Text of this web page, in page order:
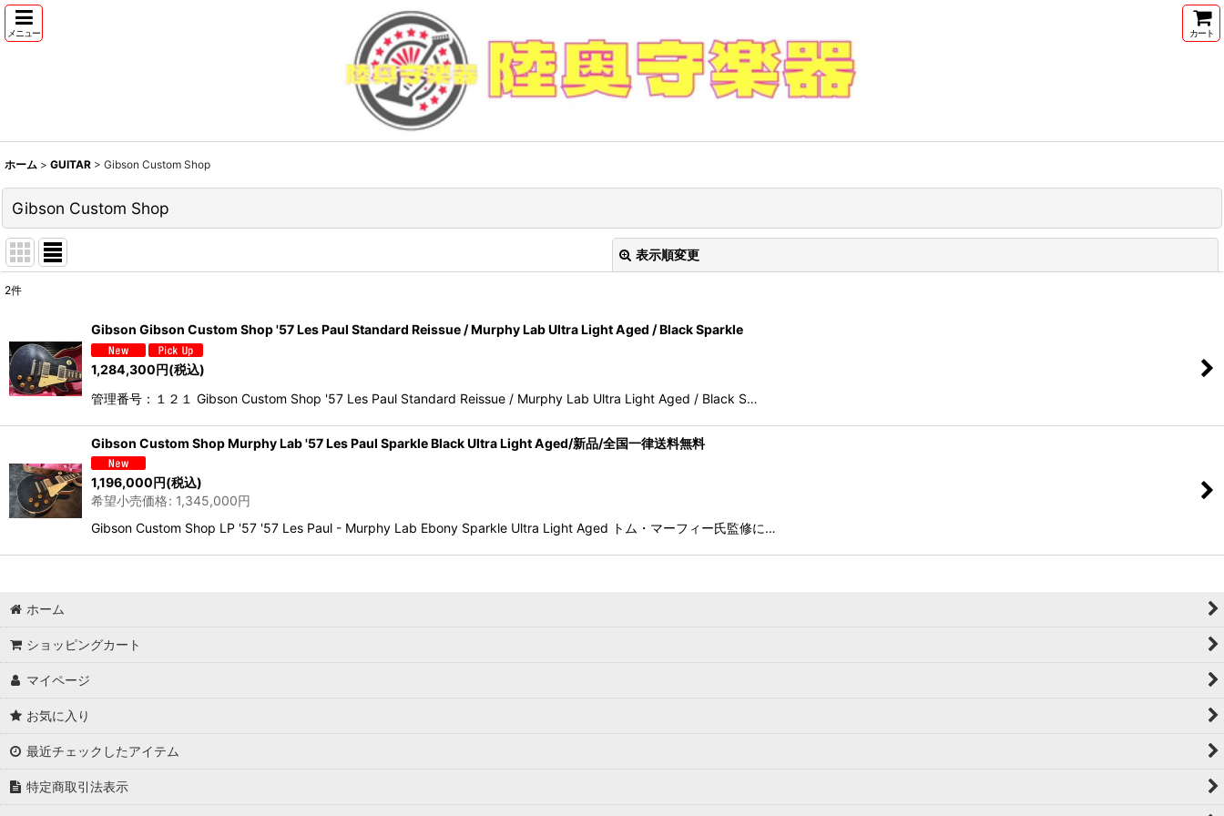
メニュー カート
ホーム > GUITAR > Gibson Custom Shop
Gibson Custom Shop
表示順変更
並び順:
絞り込む
2件
Gibson Gibson Custom Shop '57 Les Paul Standard Reissue / Murphy Lab Ultra Light Aged / Black Sparkle
1,284,300円(税込)
管理番号：１２１ Gibson Custom Shop '57 Les Paul Standard Reissue / Murphy Lab Ultra Light Aged / Black S…
Gibson Custom Shop Murphy Lab '57 Les Paul Sparkle Black Ultra Light Aged/新品/全国一律送料無料
1,196,000円(税込)
希望小売価格: 1,345,000円
Gibson Custom Shop LP '57 '57 Les Paul - Murphy Lab Ebony Sparkle Ultra Light Aged トム・マーフィー氏監修に…
ホーム
ショッピングカート
マイページ
お気に入り
最近チェックしたアイテム
特定商取引法表示